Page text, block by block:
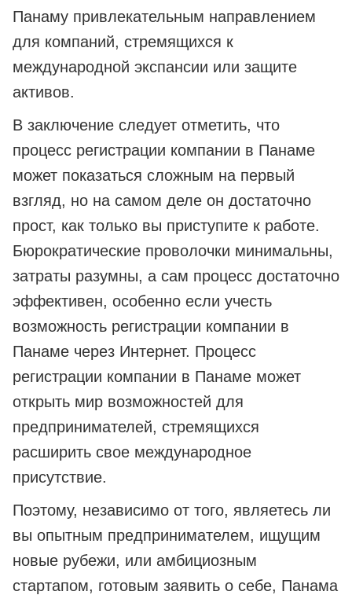
Панаму привлекательным направлением
для компаний, стремящихся к
международной экспансии или защите
активов.
В заключение следует отметить, что
процесс регистрации компании в Панаме
может показаться сложным на первый
взгляд, но на самом деле он достаточно
прост, как только вы приступите к работе.
Бюрократические проволочки минимальны,
затраты разумны, а сам процесс достаточно
эффективен, особенно если учесть
возможность регистрации компании в
Панаме через Интернет. Процесс
регистрации компании в Панаме может
открыть мир возможностей для
предпринимателей, стремящихся
расширить свое международное
присутствие.
Поэтому, независимо от того, являетесь ли
вы опытным предпринимателем, ищущим
новые рубежи, или амбициозным
стартапом, готовым заявить о себе, Панама